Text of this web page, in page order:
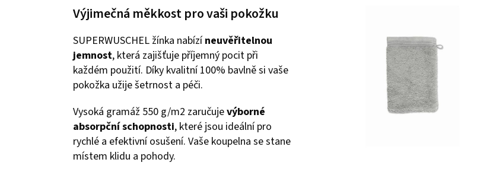
Výjimečná měkkost pro vaši pokožku
SUPERWUSCHEL žínka nabízíneuvěřitelnou
jemnost, která zajišťuje příjemný pocit při
každém použití. Díky kvalitní 100% bavlně si vaše
pokožka užije šetrnost a péči.
Vysoká gramáž 550 g/m2 zaručujevýborné
absorpční schopnosti, které jsou ideální pro
rychlé a efektivní osušení. Vaše koupelna se stane
místem klidu a pohody.